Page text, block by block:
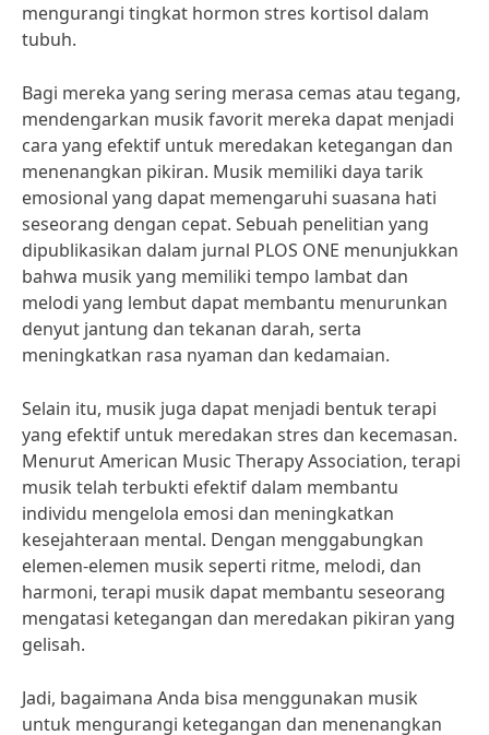
mengurangi tingkat hormon stres kortisol dalam
tubuh.
Bagi mereka yang sering merasa cemas atau tegang,
mendengarkan musik favorit mereka dapat menjadi
cara yang efektif untuk meredakan ketegangan dan
menenangkan pikiran. Musik memiliki daya tarik
emosional yang dapat memengaruhi suasana hati
seseorang dengan cepat. Sebuah penelitian yang
dipublikasikan dalam jurnal PLOS ONE menunjukkan
bahwa musik yang memiliki tempo lambat dan
melodi yang lembut dapat membantu menurunkan
denyut jantung dan tekanan darah, serta
meningkatkan rasa nyaman dan kedamaian.
Selain itu, musik juga dapat menjadi bentuk terapi
yang efektif untuk meredakan stres dan kecemasan.
Menurut American Music Therapy Association, terapi
musik telah terbukti efektif dalam membantu
individu mengelola emosi dan meningkatkan
kesejahteraan mental. Dengan menggabungkan
elemen-elemen musik seperti ritme, melodi, dan
harmoni, terapi musik dapat membantu seseorang
mengatasi ketegangan dan meredakan pikiran yang
gelisah.
Jadi, bagaimana Anda bisa menggunakan musik
untuk mengurangi ketegangan dan menenangkan